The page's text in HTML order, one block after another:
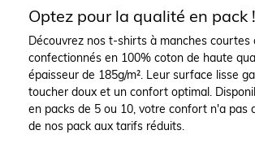
Optez pour la qualité en pack !
Découvrez nos t-shirts à manches courtes
confectionnés en 100% coton de haute
épaisseur de 185g/m². Leur surface lisse
toucher doux et un confort optimal.
en packs de 5 ou 10, votre confort n'a pas
de nos pack aux tarifs réduits.